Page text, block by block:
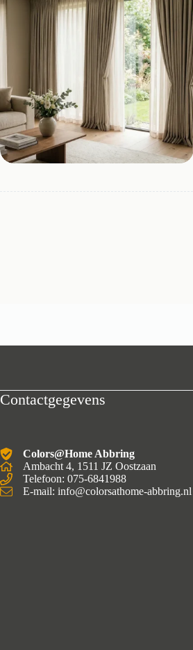
Contactgegevens
Colors@Home Abbring
Ambacht 4, 1511 JZ Oostzaan
Telefoon: 075-6841988
E-mail: info@colorsathome-abbring.nl